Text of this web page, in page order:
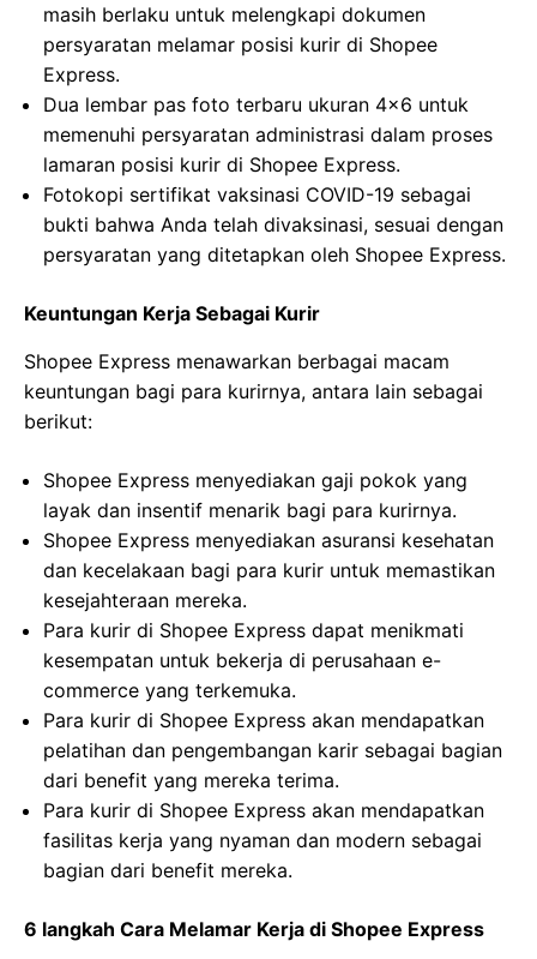
masih berlaku untuk melengkapi dokumen
persyaratan melamar posisi kurir di Shopee
Express.
Dua lembar pas foto terbaru ukuran 4×6 untuk
memenuhi persyaratan administrasi dalam proses
lamaran posisi kurir di Shopee Express.
Fotokopi sertifikat vaksinasi COVID-19 sebagai
bukti bahwa Anda telah divaksinasi, sesuai dengan
persyaratan yang ditetapkan oleh Shopee Express.
Keuntungan Kerja Sebagai Kurir
Shopee Express menawarkan berbagai macam
keuntungan bagi para kurirnya, antara lain sebagai
berikut:
Shopee Express menyediakan gaji pokok yang
layak dan insentif menarik bagi para kurirnya.
Shopee Express menyediakan asuransi kesehatan
dan kecelakaan bagi para kurir untuk memastikan
kesejahteraan mereka.
Para kurir di Shopee Express dapat menikmati
kesempatan untuk bekerja di perusahaan e-
commerce yang terkemuka.
Para kurir di Shopee Express akan mendapatkan
pelatihan dan pengembangan karir sebagai bagian
dari benefit yang mereka terima.
Para kurir di Shopee Express akan mendapatkan
fasilitas kerja yang nyaman dan modern sebagai
bagian dari benefit mereka.
6 langkah Cara Melamar Kerja di Shopee Express